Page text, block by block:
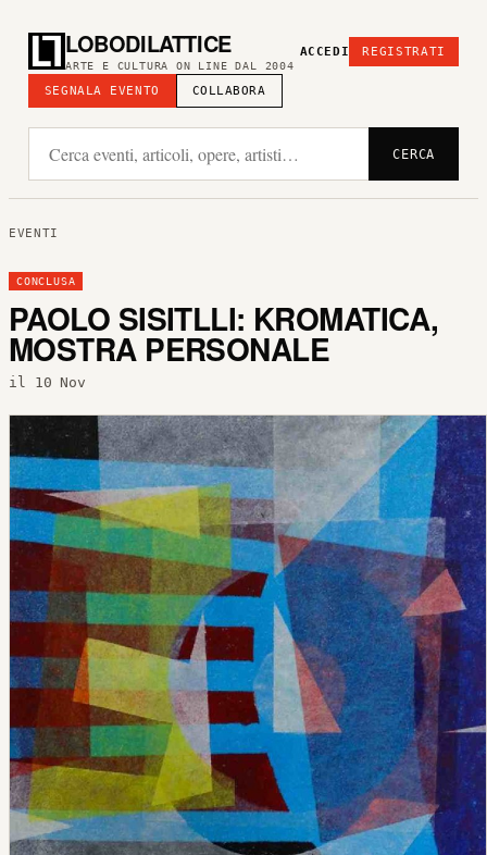
LOBODILATTICE
ARTE E CULTURA ON LINE DAL 2004
SEGNALA EVENTO COLLABORA
ACCEDI REGISTRATI
CERCA
EVENTI
CONCLUSA
PAOLO SISITLLI: KROMATICA,
MOSTRA PERSONALE
il 10 Nov